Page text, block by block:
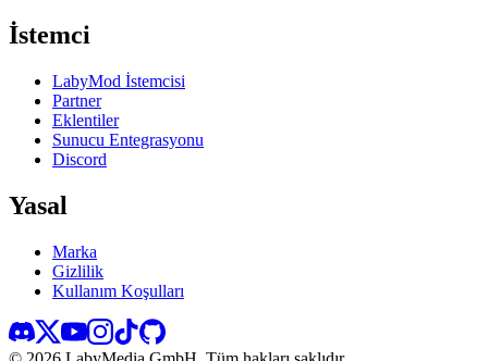
İstemci
LabyMod İstemcisi
Partner
Eklentiler
Sunucu Entegrasyonu
Discord
Yasal
Marka
Gizlilik
Kullanım Koşulları